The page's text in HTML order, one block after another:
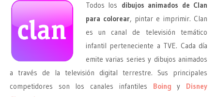
Todos los dibujos animados de Clan
para colorear, pintar e imprimir. Clan
es un canal de televisión temático
infantil perteneciente a TVE. Cada día
emite varias series y dibujos animados
a través de la televisión digital terrestre. Sus principales
competidores son los canales infantiles Boing y Disney